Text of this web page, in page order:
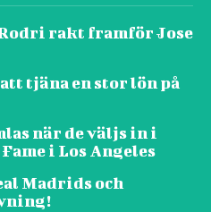
rakt framför Jose
tjäna en stor lön på
när de väljs in i
i Los Angeles
Madrids och